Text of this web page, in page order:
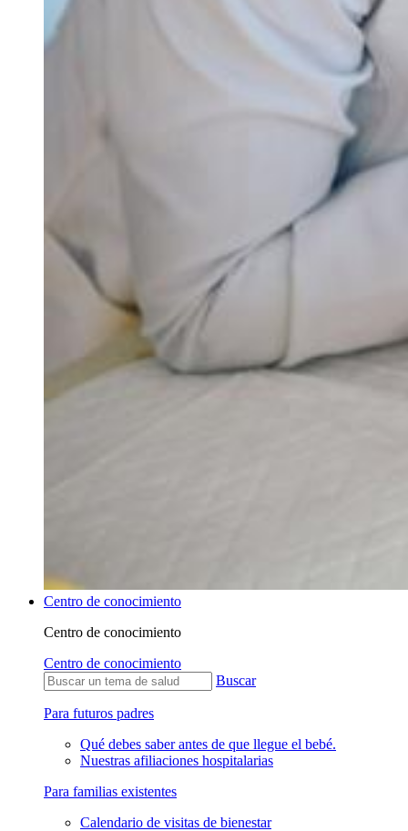
Centro de conocimiento
Centro de conocimiento
Centro de conocimiento
Buscar
Para futuros padres
Qué debes saber antes de que llegue el bebé.
Nuestras afiliaciones hospitalarias
Para familias existentes
Calendario de visitas de bienestar